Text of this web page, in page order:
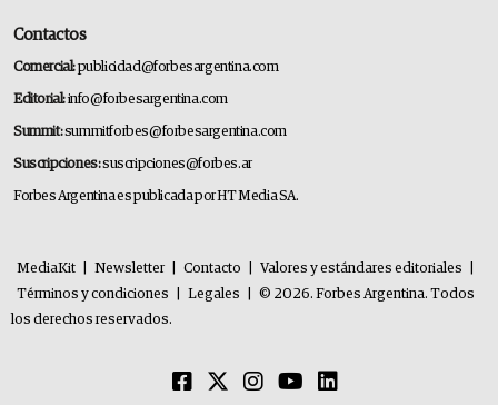
Contactos
Comercial:publicidad@forbesargentina.com
Editorial:info@forbesargentina.com
Summit:summitforbes@forbesargentina.com
Suscripciones:suscripciones@forbes.ar
Forbes Argentina es publicada por HT Media SA.
MediaKit Newsletter Contacto Valores y estándares editoriales
Términos y condiciones
Legales
© 2026. Forbes Argentina. Todos
los derechos reservados.